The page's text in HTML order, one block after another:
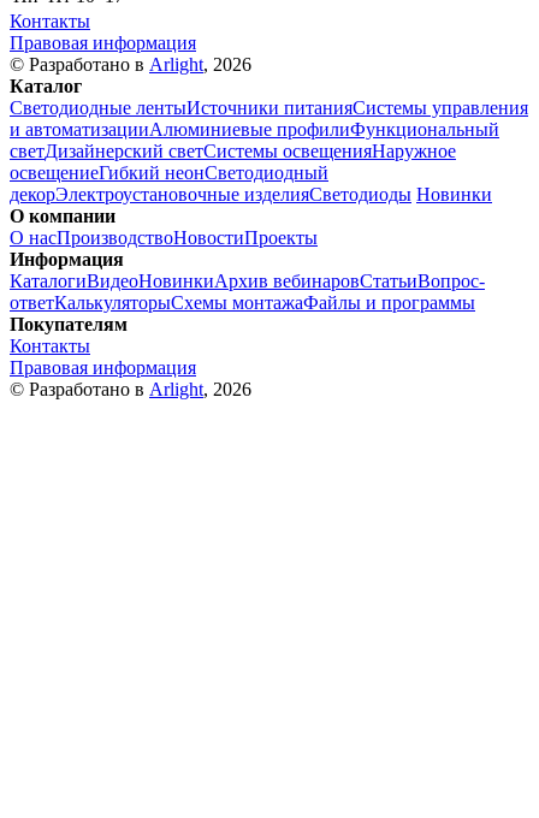
Контакты
Правовая информация
© Разработано в Arlight, 2026
Каталог
Светодиодные лентыИсточники питанияСистемы управления
и автоматизацииАлюминиевые профилиФункциональный
светДизайнерский светСистемы освещенияНаружное
освещениеГибкий неонСветодиодный
декорЭлектроустановочные изделияСветодиоды Новинки
О компании
О насПроизводствоНовостиПроекты
Информация
КаталогиВидеоНовинкиАрхив вебинаровСтатьиВопрос-
ответКалькуляторыСхемы монтажаФайлы и программы
Покупателям
Контакты
Правовая информация
© Разработано в Arlight, 2026